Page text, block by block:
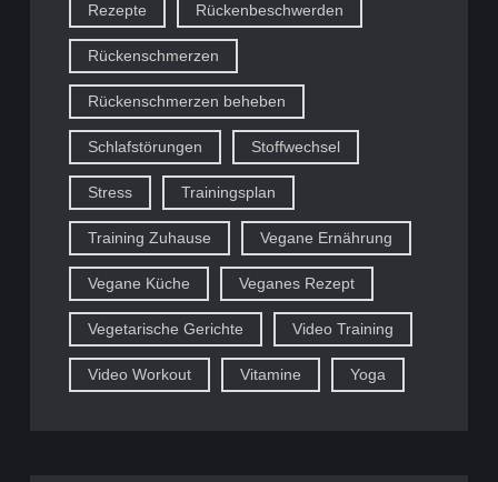
Rezepte Rückenbeschwerden
Rückenschmerzen
Rückenschmerzen beheben
Schlafstörungen Stoffwechsel
Stress Trainingsplan
Training Zuhause Vegane Ernährung
Vegane Küche Veganes Rezept
Vegetarische Gerichte Video Training
Video Workout Vitamine Yoga